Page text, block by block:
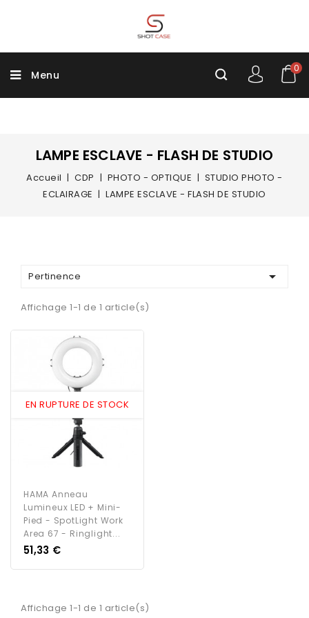
Menu
0
LAMPE ESCLAVE - FLASH DE STUDIO
Accueil CDP PHOTO - OPTIQUE
STUDIO PHOTO -
ECLAIRAGE
LAMPE ESCLAVE - FLASH DE STUDIO
Pertinence 
Affichage 1-1 de 1 article(s)
EN RUPTURE DE STOCK
HAMA Anneau
Lumineux LED + Mini-
Pied - SpotLight Work
Area 67 - Ringlight...
Prix
51,33 €
Affichage 1-1 de 1 article(s)